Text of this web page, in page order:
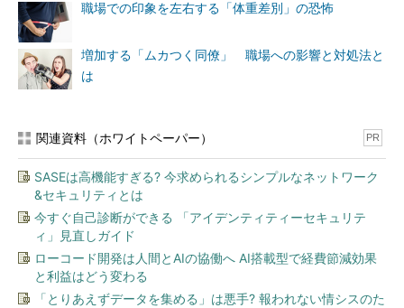
職場での印象を左右する「体重差別」の恐怖
増加する「ムカつく同僚」 職場への影響と対処法と
は
関連資料（ホワイトペーパー） PR
SASEは高機能すぎる? 今求められるシンプルなネットワーク
&セキュリティとは
今すぐ自己診断ができる 「アイデンティティーセキュリテ
ィ」見直しガイド
ローコード開発は人間とAIの協働へ AI搭載型で経費節減効果
と利益はどう変わる
「とりあえずデータを集める」は悪手? 報われない情シスのた